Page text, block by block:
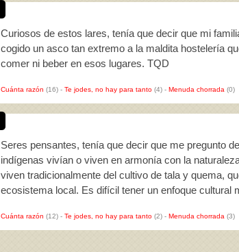
Curiosos de estos lares, tenía que decir que mi
cogido un asco tan extremo a la maldita hostelería
comer ni beber en esos lugares. TQD
Cuánta razón (16) - Te jodes, no hay para tanto (4) - Menuda chorrada (0)
Seres pensantes, tenía que decir que me pregunto
indígenas vivían o viven en armonía con la
viven tradicionalmente del cultivo de tala y quema,
ecosistema local. Es difícil tener un enfoque cultural
Cuánta razón (12) - Te jodes, no hay para tanto (2) - Menuda chorrada (3)